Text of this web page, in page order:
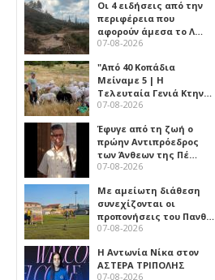
Οι 4 ειδήσεις από την
περιφέρεια που
αφορούν άμεσα το Λ…
07-08-2026
"Από 40 Κοπάδια
Μείναμε 5 | Η
Τελευταία Γενιά Κτην…
07-08-2026
Έφυγε από τη ζωή ο
πρώην Αντιπρόεδρος
των Άνθεων της Πέ…
07-08-2026
Με αμείωτη διάθεση
συνεχίζονται οι
προπονήσεις του Πανθ…
07-08-2026
Η Αντωνία Νίκα στον
ΑΣΤΕΡΑ ΤΡΙΠΟΛΗΣ
07-08-2026